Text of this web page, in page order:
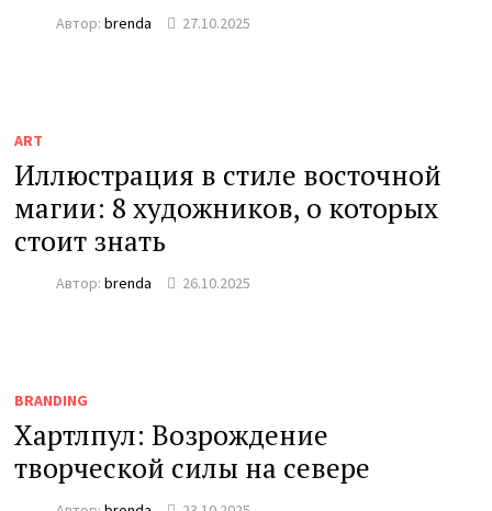
Автор:brenda 27.10.2025
ART
Иллюстрация в стиле восточной
магии: 8 художников, о которых
стоит знать
Автор:brenda 26.10.2025
BRANDING
Хартлпул: Возрождение
творческой силы на севере